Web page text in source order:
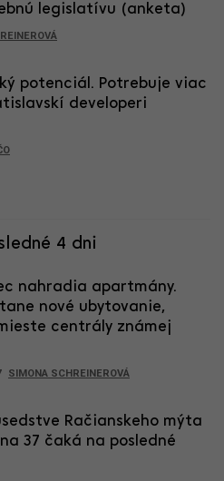
legislatívu (anketa)
potenciál. Potrebuje viac
developeri
4 dni
nahradia apartmány.
nové ubytovanie,
centrály známej
SIMONA SCHREINEROVÁ
Račianskeho mýta
37 čaká na posledné